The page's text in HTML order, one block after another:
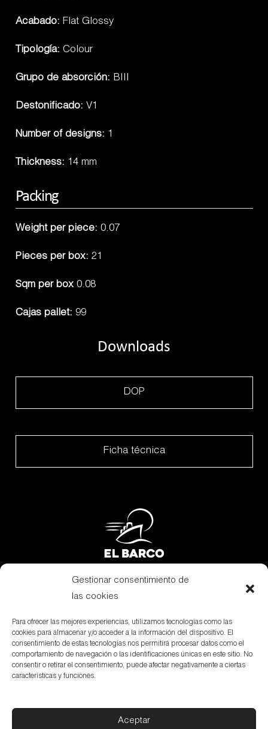
Gestionar consentimiento de
las cookies
Para ofrecer las mejores experiencias, utilizamos tecnologías como las
cookies para almacenar y/o acceder a la información del dispositivo. El
consentimiento de estas tecnologías nos permitirá procesar datos como el
comportamiento de navegación o las identificaciones únicas en este sitio. No
consentir o retirar el consentimiento, puede afectar negativamente a ciertas
características y funciones.
Aceptar
Acabado: Flat Glossy
Tipología: Colour
Grupo de absorción: BIII
Destonificado: V1
Number of designs: 1
Thickness: 14 mm
Packing
Weight per piece: 0.07
Pieces per box: 21
Sqm per box 0.08
Cajas pallet: 99
Downloads
DOP
Ficha técnica
Subsidies
Aviso Legal
Private policy